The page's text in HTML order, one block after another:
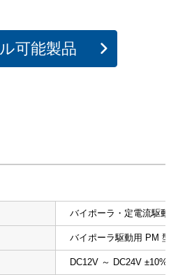
可能製品
バイポーラ・定電流駆動
バイポーラ駆動用 PM 型
DC12V ～ DC24V ±10%